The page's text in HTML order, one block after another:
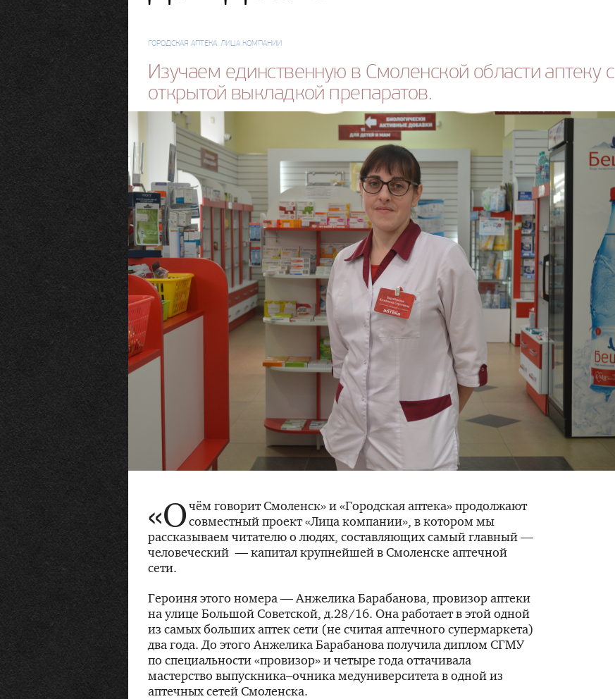
ГОРОДСКАЯ АПТЕКА. ЛИЦА КОМПАНИИ
Изучаем единственную в Смоленской области аптеку с
открытой выкладкой препаратов.
«Очём говорит Смоленск» и «Городская аптека» продолжают
совместный проект «Лица компании», в котором мы
рассказываем читателю о людях, составляющих самый главный —
человеческий — капитал крупнейшей в Смоленске аптечной
сети.
Героиня этого номера — Анжелика Барабанова, провизор аптеки
на улице Большой Советской, д.28/16. Она работает в этой одной
из самых больших аптек сети (не считая аптечного супермаркета)
два года. До этого Анжелика Барабанова получила диплом СГМУ
по специальности «провизор» и четыре года оттачивала
мастерство выпускника–очника медуниверситета в одной из
аптечных сетей Смоленска.